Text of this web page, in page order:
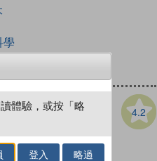
學
密碼
4.2
體驗，或按「略
登入 略過